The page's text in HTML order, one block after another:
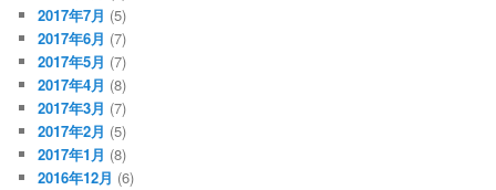
2017年7月 (5)
2017年6月 (7)
2017年5月 (7)
2017年4月 (8)
2017年3月 (7)
2017年2月 (5)
2017年1月 (8)
2016年12月 (6)